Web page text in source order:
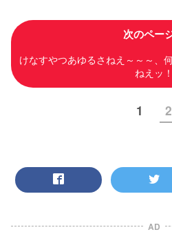
次のペー
けなすやつあゆるさねえ～～～、
ねえッ！
1 2
AD